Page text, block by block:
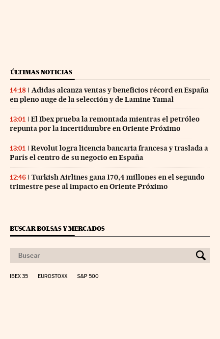
ÚLTIMAS NOTICIAS
14:18
Adidas alcanza ventas y beneficios récord en España
en pleno auge de la selección y de Lamine Yamal
13:01
El Ibex prueba la remontada mientras el petróleo
repunta por la incertidumbre en Oriente Próximo
13:01
Revolut logra licencia bancaria francesa y traslada a
París el centro de su negocio en España
12:46
Turkish Airlines gana 170,4 millones en el segundo
trimestre pese al impacto en Oriente Próximo
BUSCAR BOLSAS Y MERCADOS
IBEX 35 EUROSTOXX S&P 500